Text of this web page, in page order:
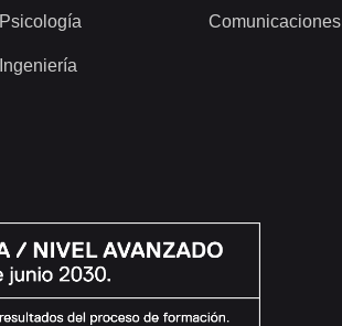
Psicología
Ingeniería
Comunicaciones